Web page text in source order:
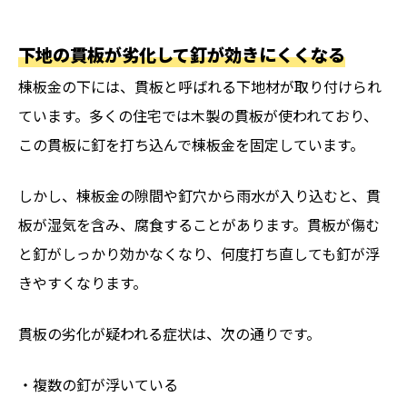
下地の貫板が劣化して釘が効きにくくなる
棟板金の下には、貫板と呼ばれる下地材が取り付けられ
ています。多くの住宅では木製の貫板が使われており、
この貫板に釘を打ち込んで棟板金を固定しています。
しかし、棟板金の隙間や釘穴から雨水が入り込むと、貫
板が湿気を含み、腐食することがあります。貫板が傷む
と釘がしっかり効かなくなり、何度打ち直しても釘が浮
きやすくなります。
貫板の劣化が疑われる症状は、次の通りです。
・複数の釘が浮いている